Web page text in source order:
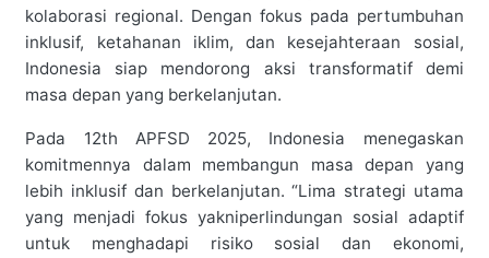
kolaborasi regional. Dengan fokus pada pertumbuhan
inklusif, ketahanan iklim, dan kesejahteraan sosial,
Indonesia siap mendorong aksi transformatif demi
masa depan yang berkelanjutan.
Pada 12th APFSD 2025, Indonesia menegaskan
komitmennya dalam membangun masa depan yang
lebih inklusif dan berkelanjutan. “Lima strategi utama
yang menjadi fokus yakniperlindungan sosial adaptif
untuk menghadapi risiko sosial dan ekonomi,